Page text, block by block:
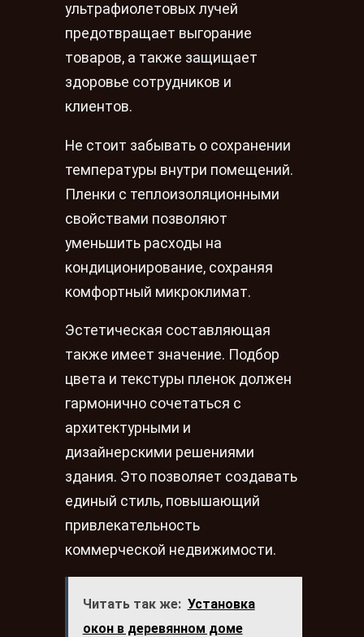
ультрафиолетовых лучей
предотвращает выгорание
товаров, а также защищает
здоровье сотрудников и
клиентов.
Не стоит забывать о сохранении
температуры внутри помещений.
Пленки с теплоизоляционными
свойствами позволяют
уменьшить расходы на
кондиционирование, сохраняя
комфортный микроклимат.
Эстетическая составляющая
также имеет значение. Подбор
цвета и текстуры пленок должен
гармонично сочетаться с
архитектурными и
дизайнерскими решениями
здания. Это позволяет создавать
единый стиль, повышающий
привлекательность
коммерческой недвижимости.
Читать так же: Установка
окон в деревянном доме